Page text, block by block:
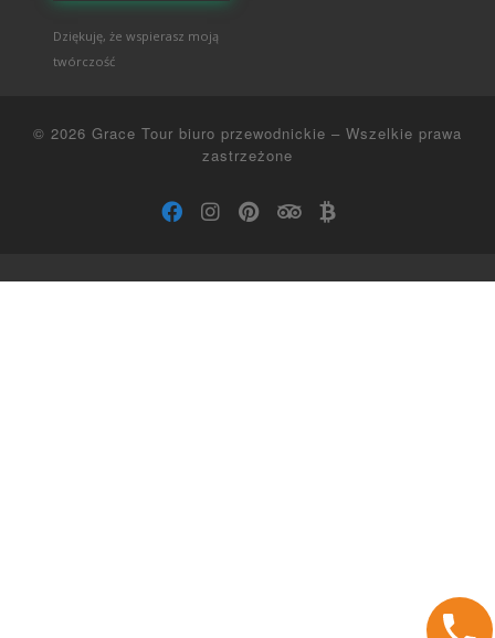
Dziękuję, że wspierasz moją
twórczość
© 2026 Grace Tour biuro przewodnickie – Wszelkie prawa
zastrzeżone